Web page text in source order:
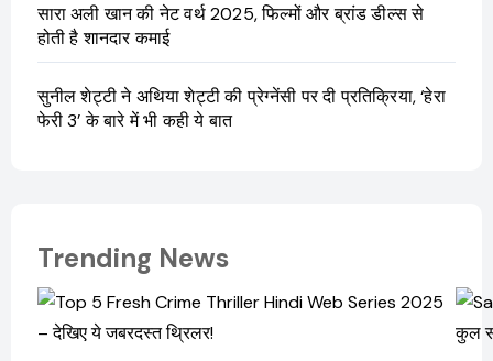
सारा अली खान की नेट वर्थ 2025, फिल्मों और ब्रांड डील्स से
होती है शानदार कमाई
सुनील शेट्टी ने अथिया शेट्टी की प्रेग्नेंसी पर दी प्रतिक्रिया, ‘हेरा
फेरी 3’ के बारे में भी कही ये बात
Trending News